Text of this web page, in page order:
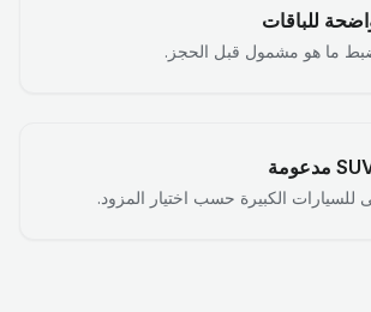
للباقات
ما هو مشمول قبل الحجز.
للسيارات الكبيرة حسب اختيار المزود.